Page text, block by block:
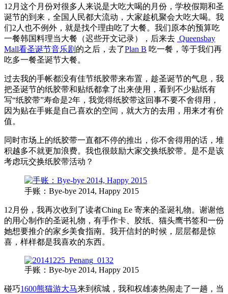
12月这个月份对很多人来说是大吃大喝的月份，学校假期和圣
诞节的到来，全国人民都大流动，大家趁机聚会大吃大喝。我
们2人也不例外，就是找个理由吃了大餐。我们原本的预算吃
一餐韩国料理当大餐（迟些开文记录），后来去 Queensbay
Mall看圣诞节音乐剧 的之后，去了Plan B 吃一餐，等于我们再
吃多一餐圣诞节大餐。
过去我的手帐都没有佳节纸胶带来布置，趁圣诞节的气息，我
把圣诞节的纸胶带和贴纸都拿了出来使用，看到不少贴纸有
写“纸胶带”寿命是2年，我觉得纸胶带这回事不要不舍得用，
因为贴在手账是自己喜欢的空间，就大方的去用，用来才有价
值。
同时市场上的纸胶带一直都不停的推出，你不舍得用的话，堆
积越多不就更加浪费。我也很鼓励大家交换纸胶带。是不是该
考虑玩交换纸胶带活动？
手账：Bye-bye 2014, Happy 2015
12月份，我再次收到了读者Ching Ee 寄来的圣诞礼物。谢谢他
的用心制作的圣诞礼物，有手作卡、胶纸、猫头鹰书签和一份
她想要推介的家乡美食指南。我开信封的时候，层层都是惊
喜，样样都是我喜欢的东西。
手账：Bye-bye 2014, Happy 2015
碰巧1600熊猫游大马来到槟城，我和权雄凑热闹走了一趟，当